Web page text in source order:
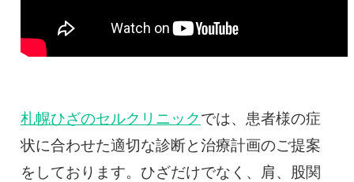
札幌ひざのセルクリニックでは、患者様の症
状に合わせた適切な診断と治療計画のご提案
をしております。ひざだけでなく、肩、股関